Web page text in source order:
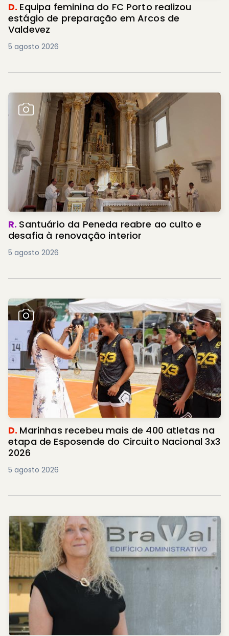
D. Equipa feminina do FC Porto realizou
estágio de preparação em Arcos de
Valdevez
5 agosto 2026
R. Santuário da Peneda reabre ao culto e
desafia à renovação interior
5 agosto 2026
D. Marinhas recebeu mais de 400 atletas na
etapa de Esposende do Circuito Nacional 3x3
2026
5 agosto 2026